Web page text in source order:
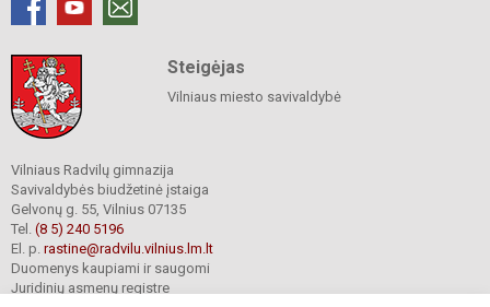
Steigėjas
Vilniaus miesto savivaldybė
Vilniaus Radvilų gimnazija
Savivaldybės biudžetinė įstaiga
Gelvonų g. 55, Vilnius 07135
Tel. (8 5) 240 5196
El. p. rastine@radvilu.vilnius.lm.lt
Duomenys kaupiami ir saugomi
Juridinių asmenų registre